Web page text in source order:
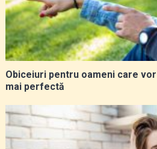
Obiceiuri pentru oameni care
mai perfectă